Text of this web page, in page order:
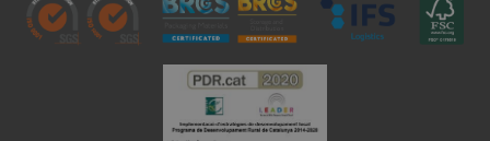
Cookies no clasificadas